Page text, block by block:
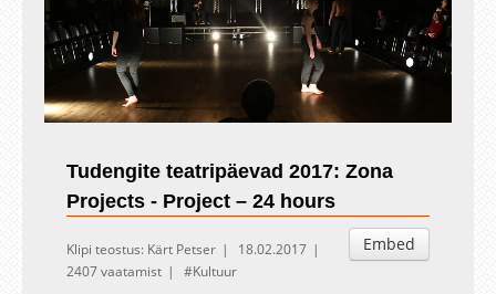
UnmuteLoaded
2.16%
Esituskiirused
Tudengite teatripäevad 2017: Zona
Projects - Project – 24 hours
Embed
Klipi teostus: Kärt Petser
18.02.2017
2407 vaatamist
Kultuur